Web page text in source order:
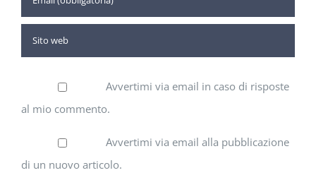
Avvertimi via email in caso di risposte
al mio commento.
Avvertimi via email alla pubblicazione
di un nuovo articolo.